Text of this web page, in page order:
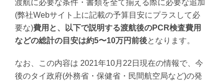
渡航に必要な条件・書類を全て揃える際に必要な追加
(弊社Webサイト上に記載の予算目安にプラスして必
要な)費用と、以下で説明する渡航後のPCR検査費用
などの総計の目安は約5〜10万円前後となります。
なお、この内容は 2021年10月22日現在の情報で、今
後のタイ政府(外務省・保健省・⺠間航空局など)の発